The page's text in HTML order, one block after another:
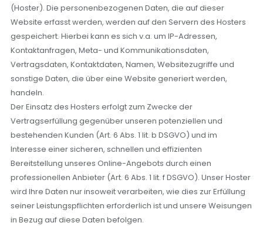
(Hoster). Die personenbezogenen Daten, die auf dieser
Website erfasst werden, werden auf den Servern des Hosters
gespeichert. Hierbei kann es sich v.a. um IP-Adressen,
Kontaktanfragen, Meta- und Kommunikationsdaten,
Vertragsdaten, Kontaktdaten, Namen, Websitezugriffe und
sonstige Daten, die über eine Website generiert werden,
handeln.
Der Einsatz des Hosters erfolgt zum Zwecke der
Vertragserfüllung gegenüber unseren potenziellen und
bestehenden Kunden (Art. 6 Abs. 1 lit. b DSGVO) und im
Interesse einer sicheren, schnellen und effizienten
Bereitstellung unseres Online-Angebots durch einen
professionellen Anbieter (Art. 6 Abs. 1 lit. f DSGVO). Unser Hoster
wird Ihre Daten nur insoweit verarbeiten, wie dies zur Erfüllung
seiner Leistungspflichten erforderlich ist und unsere Weisungen
in Bezug auf diese Daten befolgen.